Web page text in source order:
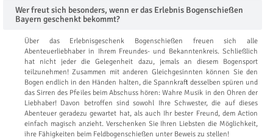
Wer freut sich besonders, wenn er das Erlebnis Bogenschießen
Bayern geschenkt bekommt?
Über das Erlebnisgeschenk Bogenschießen freuen sich alle
Abenteuerliebhaber in Ihrem Freundes- und Bekanntenkreis. Schließlich
hat nicht jeder die Gelegenheit dazu, jemals an diesem Bogensport
teilzunehmen! Zusammen mit anderen Gleichgesinnten können Sie den
Bogen endlich in den Händen halten, die Spannkraft desselben spüren und
das Sirren des Pfeiles beim Abschuss hören: Wahre Musik in den Ohren der
Liebhaber! Davon betroffen sind sowohl Ihre Schwester, die auf dieses
Abenteuer geradezu gewartet hat, als auch Ihr bester Freund, dem Action
einfach magisch anzieht. Verschenken Sie Ihren Liebsten die Möglichkeit,
ihre Fähigkeiten beim Feldbogenschießen unter Beweis zu stellen!